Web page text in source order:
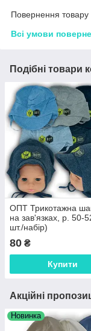
Повернення товару
Всі умови
Подібні товари
ОПТ Трикотажна
на зав'язках, р. 50-
шт./набір)
80 ₴
Купити
Акційні
Новинка